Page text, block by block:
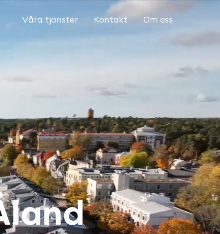
Våra tjänster Kontakt Om oss